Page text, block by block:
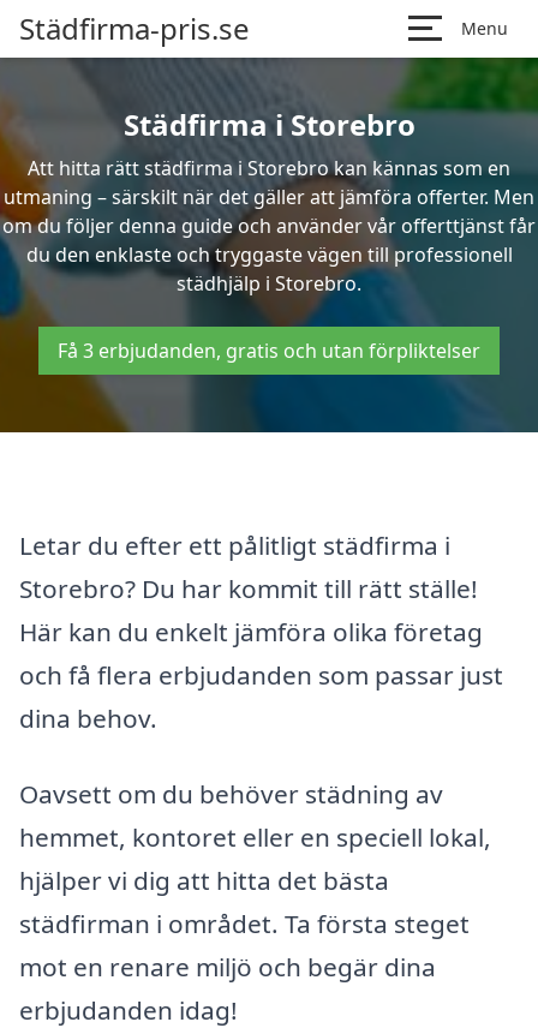
Städfirma-pris.se Menu
Städfirma i Storebro
Att hitta rätt städfirma i Storebro kan kännas som en
utmaning – särskilt när det gäller att jämföra offerter. Men
om du följer denna guide och använder vår offerttjänst får
du den enklaste och tryggaste vägen till professionell
städhjälp i Storebro.
Få 3 erbjudanden, gratis och utan förpliktelser
Letar du efter ett pålitligt städfirma i
Storebro? Du har kommit till rätt ställe!
Här kan du enkelt jämföra olika företag
och få flera erbjudanden som passar just
dina behov.
Oavsett om du behöver städning av
hemmet, kontoret eller en speciell lokal,
hjälper vi dig att hitta det bästa
städfirman i området. Ta första steget
mot en renare miljö och begär dina
erbjudanden idag!